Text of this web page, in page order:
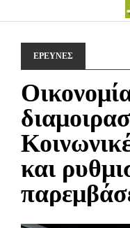
ΕΡΕΥΝΕΣ
και